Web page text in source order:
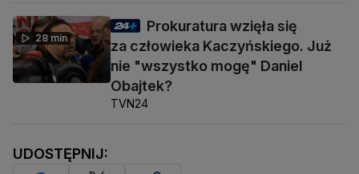
28 min
Prokuratura wzięła się
za człowieka Kaczyńskiego. Już
nie "wszystko mogę" Daniel
Obajtek?
TVN24
UDOSTĘPNIJ: